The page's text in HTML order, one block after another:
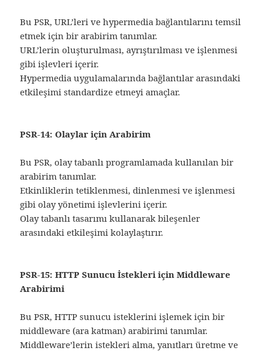
Bu PSR, URL’leri ve hypermedia bağlantılarını temsil
etmek için bir arabirim tanımlar.
URL’lerin oluşturulması, ayrıştırılması ve işlenmesi
gibi işlevleri içerir.
Hypermedia uygulamalarında bağlantılar arasındaki
etkileşimi standardize etmeyi amaçlar.
PSR-14: Olaylar için Arabirim
Bu PSR, olay tabanlı programlamada kullanılan bir
arabirim tanımlar.
Etkinliklerin tetiklenmesi, dinlenmesi ve işlenmesi
gibi olay yönetimi işlevlerini içerir.
Olay tabanlı tasarımı kullanarak bileşenler
arasındaki etkileşimi kolaylaştırır.
PSR-15: HTTP Sunucu İstekleri için Middleware
Arabirimi
Bu PSR, HTTP sunucu isteklerini işlemek için bir
middleware (ara katman) arabirimi tanımlar.
Middleware’lerin istekleri alma, yanıtları üretme ve